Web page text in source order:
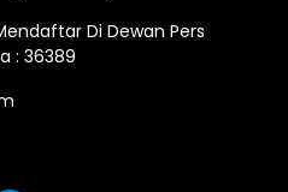
Di Dewan Pers
: 36389